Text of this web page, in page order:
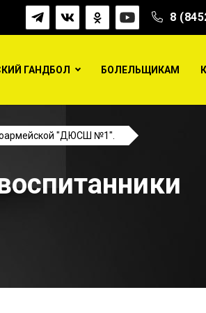
8
ГАНДБОЛ БОЛЕЛЬЩИКАМ
"ДЮСШ №1".